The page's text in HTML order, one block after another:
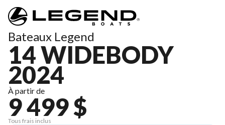
Bateaux Legend
14 WIDEBODY
2024
À partir de
9 499 $
Tous frais inclus